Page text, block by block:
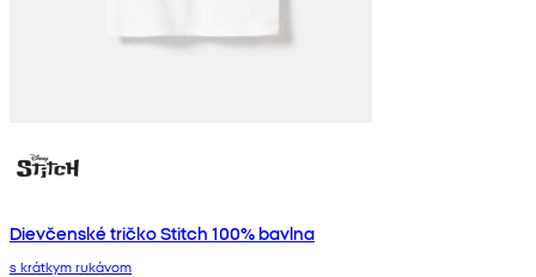
Dievčenské tričko Stitch 100% bavlna
s krátkym rukávom